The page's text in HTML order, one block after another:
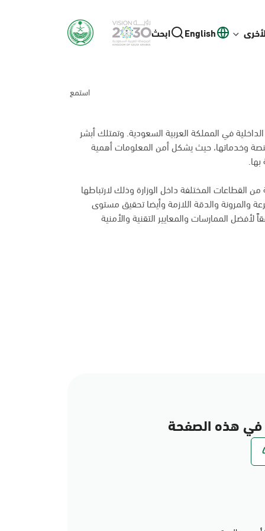
English ابحث
استمع
في المملكة العربية السعودية. وتمتلك أبشر
وخدماتها، حيث يشكل أمن المعلومات أهمية
القطاعات المختلفة داخل الوزارة وذلك لارتباطها
والمرونة والدقة اللازمة وأيضا تحقيق مستوى
لأفضل الممارسات والمعايير التقنية والأمنية
هذه الصفحة